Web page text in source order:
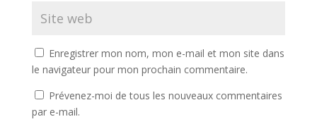
Enregistrer mon nom, mon e-mail et mon site dans
le navigateur pour mon prochain commentaire.
Prévenez-moi de tous les nouveaux commentaires
par e-mail.